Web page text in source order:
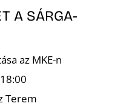
A SÁRGA-
az MKE-n
Terem